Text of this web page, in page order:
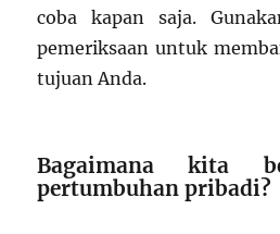
coba kapan saja.
pemeriksaan untuk
tujuan Anda.
Bagaimana kita
pertumbuhan pribadi?